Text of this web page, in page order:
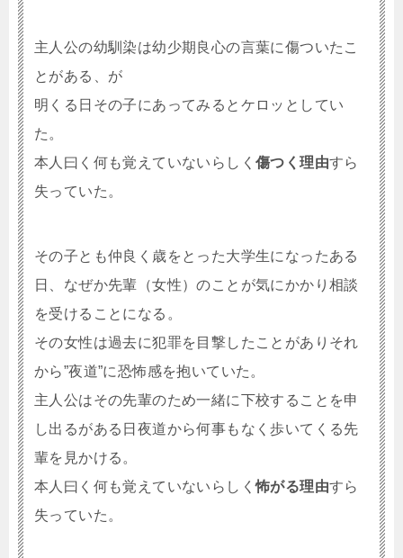
主人公の幼馴染は幼少期良心の言葉に傷ついたこ
とがある、が
明くる日その子にあってみるとケロッとしてい
た。
本人曰く何も覚えていないらしく 傷つく理由すら
失っていた。
その子とも仲良く歳をとった大学生になったある
日、なぜか先輩（女性）のことが気にかかり相談
を受けることになる。
その女性は過去に犯罪を目撃したことがありそれ
から”夜道”に恐怖感を抱いていた。
主人公はその先輩のため一緒に下校することを申
し出るがある日夜道から何事もなく歩いてくる先
輩を見かける。
本人曰く何も覚えていないらしく怖がる理由すら
失っていた。